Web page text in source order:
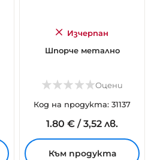
Изчерпан
Шпорче метално
Оцени
Код на продукта: 31137
1.80 € /3,52 лв.
Към продукта